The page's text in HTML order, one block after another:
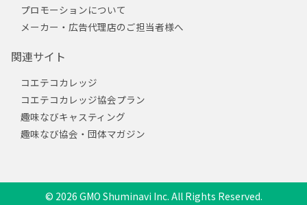
プロモーションについて
メーカー・広告代理店のご担当者様へ
関連サイト
コエテコカレッジ
コエテコカレッジ協会プラン
趣味なびキャスティング
趣味なび協会・団体マガジン
© 2026 GMO Shuminavi Inc. All Rights Reserved.